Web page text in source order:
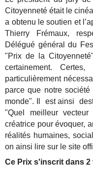
Citoyenneté était le
a obtenu le soutien et
Thierry Frémaux,
Délégué général du
"Prix de la
certainement.
particulièrement
parce que notre
monde". Il est ainsi
"Quel meilleur
créatrice pour évoquer,
réalités humaines,
on ainsi lire sur le site
Ce Prix s'inscrit dans